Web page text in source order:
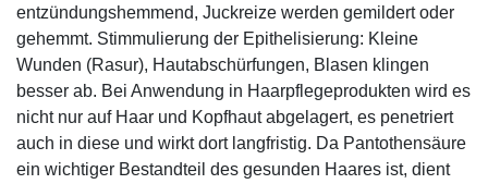
entzündungshemmend, Juckreize werden gemildert oder
gehemmt. Stimmulierung der Epithelisierung: Kleine
Wunden (Rasur), Hautabschürfungen, Blasen klingen
besser ab. Bei Anwendung in Haarpflegeprodukten wird es
nicht nur auf Haar und Kopfhaut abgelagert, es penetriert
auch in diese und wirkt dort langfristig. Da Pantothensäure
ein wichtiger Bestandteil des gesunden Haares ist, dient